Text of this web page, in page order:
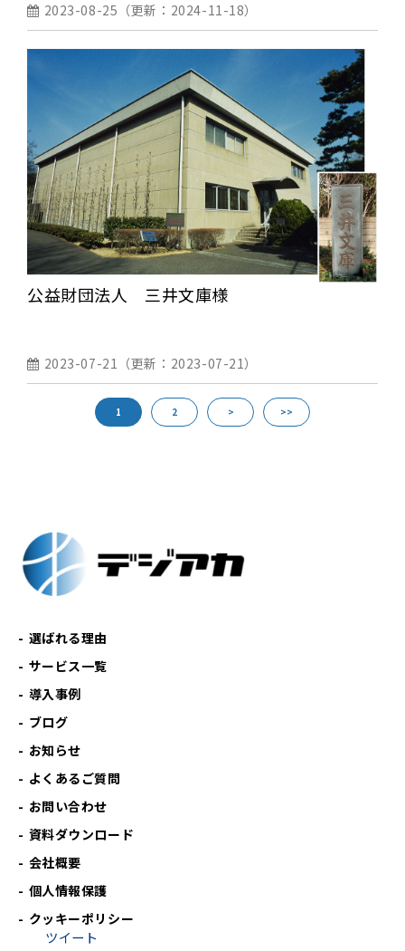
2023-08-25 （更新： 2024-11-18）
公益財団法人 三井文庫様
2023-07-21 （更新： 2023-07-21）
1 2 > >>
選ばれる理由
サービス一覧
導入事例
ブログ
お知らせ
よくあるご質問
お問い合わせ
資料ダウンロード
会社概要
個人情報保護
クッキーポリシー
ツイート